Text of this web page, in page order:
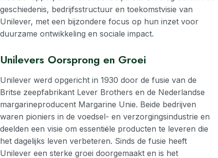
geschiedenis, bedrijfsstructuur en toekomstvisie van
Unilever, met een bijzondere focus op hun inzet voor
duurzame ontwikkeling en sociale impact.
Unilevers Oorsprong en Groei
Unilever werd opgericht in 1930 door de fusie van de
Britse zeepfabrikant Lever Brothers en de Nederlandse
margarineproducent Margarine Unie. Beide bedrijven
waren pioniers in de voedsel- en verzorgingsindustrie en
deelden een visie om essentiële producten te leveren die
het dagelijks leven verbeteren. Sinds de fusie heeft
Unilever een sterke groei doorgemaakt en is het